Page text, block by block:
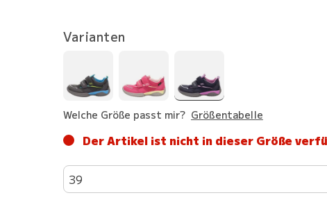
Varianten
Welche Größe passt mir? Größentabelle
Der Artikel ist nicht in dieser Größe
39